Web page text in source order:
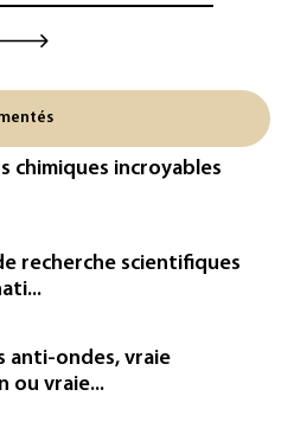
par
d'Alançon
de maïs
depuis 1980
progressif de la
jours en
Pakistan et la
accord de défense
près de 100
en ligne non
chimiques incroyables
recherche scientifiques
anti-ondes, vraie
ou vraie...